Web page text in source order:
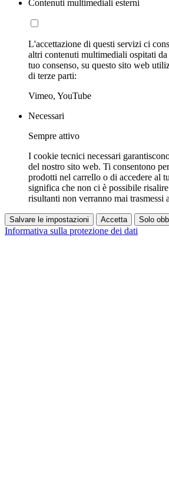
Contenuti multimediali esterni
L'accettazione di questi servizi ci
altri contenuti multimediali ospitati
tuo consenso, su questo sito web
di terze parti:
Vimeo, YouTube
Necessari
Sempre attivo
I cookie tecnici necessari
del nostro sito web. Ti consentono
prodotti nel carrello o di accedere al
significa che non ci è possibile
risultanti non verranno mai trasmessi
Salvare le impostazioni Accetta Solo
Informativa sulla protezione dei dati